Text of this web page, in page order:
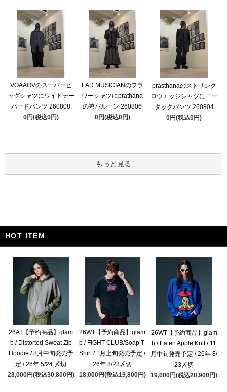
VOAAOVのスーパービ
ッグシャツにワイドテー
パードパンツ 260808
0円(税込0円)
LAD MUSICIANのフラ
ワーシャツにprathana
の袴バルーン 260806
0円(税込0円)
prasthanaのストリング
ロウエッジシャツにニー
タックパンツ 260804
0円(税込0円)
もっと見る
HOT ITEM
26AT【予約商品】glam
b / Distorted Sweat Zip
Hoodie / 8月中旬発売予
定 / 26年 5/24 〆切
28,000円(税込30,800円)
26WT【予約商品】glam
b / FIGHT CLUB/Soap T-
Shirt / 1月上旬発売予定 /
26年 8/23〆切
18,000円(税込19,800円)
26WT【予約商品】glam
b / Eaten Apple Knit / 11
月中旬発売予定 / 26年 8/
23〆切
19,000円(税込20,900円)